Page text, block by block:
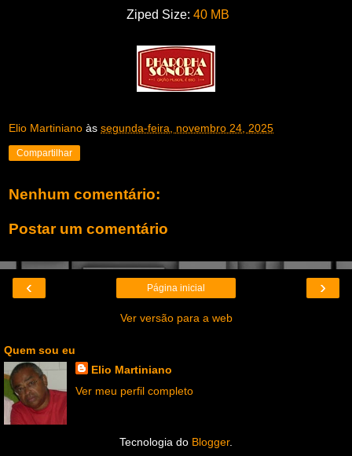
Ziped Size: 40 MB
Elio Martiniano às segunda-feira, novembro 24, 2025
Compartilhar
Nenhum comentário:
Postar um comentário
‹ ›
Página inicial
Ver versão para a web
Quem sou eu
Elio Martiniano
Ver meu perfil completo
Tecnologia do Blogger.